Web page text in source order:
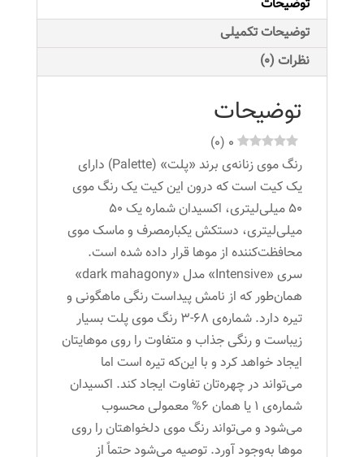
حجم
50
میلی
لیتر
ماهگونی
تیره
عدد
توضیحات
توضیحات تکمیلی
نظرات (0)
توضیحات
0
(
0
)
رنگ موی زنانه‌ی برند «پلت» (Palette) دارای
یک کیت است که درون این کیت یک رنگ موی
50 میلی‌لیتری، اکسیدان شماره یک 50
میلی‌لیتری، دستکش یکبارمصرف و ماسک موی
محافظت‌کننده از موها قرار داده شده است.
سری «Intensive» مدل «dark mahagony»
همان‌طور که از نامش پیداست رنگی ماهگونی و
تیره دارد. شماره‌ی 68-3 رنگ موی پلت بسیار
زیباست و رنگی جذاب و متفاوت را روی موهایتان
ایجاد خواهد کرد و با ‌این‌که تیره است اما
می‌تواند در چهره‌تان تفاوت ایجاد کند. اکسیدان
شماره‌ی 1 یا همان 6% معمولی محسوب
می‌شود و می‌تواند رنگ موی دلخواهتان را روی
موها به‌وجود آورد. توصیه می‌شود حتماً از